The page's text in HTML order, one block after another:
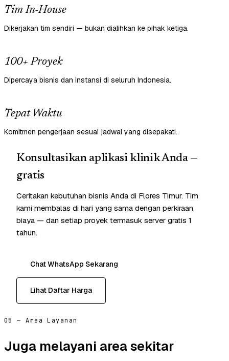
Tim In-House
Dikerjakan tim sendiri — bukan dialihkan ke pihak ketiga.
100+ Proyek
Dipercaya bisnis dan instansi di seluruh Indonesia.
Tepat Waktu
Komitmen pengerjaan sesuai jadwal yang disepakati.
Konsultasikan aplikasi klinik Anda —
gratis
Ceritakan kebutuhan bisnis Anda di Flores Timur. Tim
kami membalas di hari yang sama dengan perkiraan
biaya — dan setiap proyek termasuk server gratis 1
tahun.
Chat WhatsApp Sekarang
Lihat Daftar Harga
05 — Area Layanan
Juga melayani area sekitar